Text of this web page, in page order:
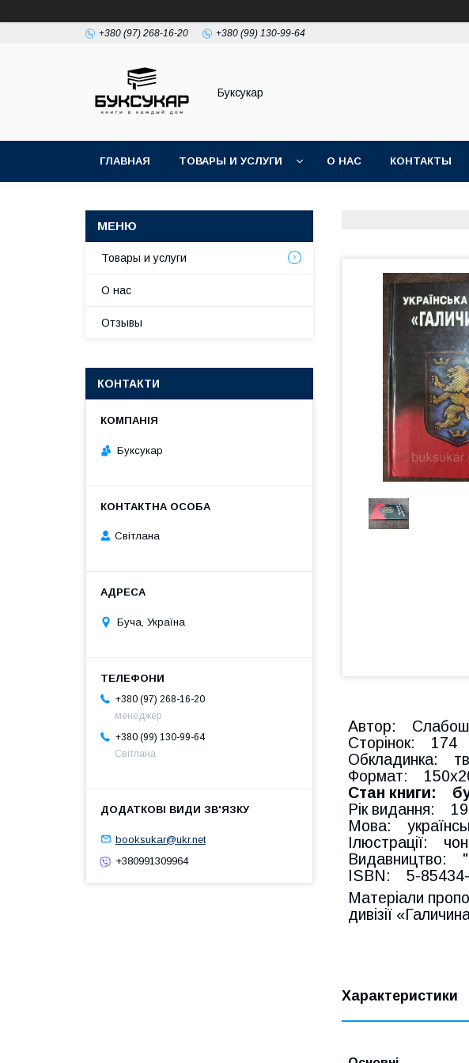
+380 (97) 268-16-20 +380 (99) 130-99-64
Буксукар
ГЛАВНАЯ ТОВАРЫ И УСЛУГИ О НАС КОНТАКТЫ
Автор:
Сторінок: 174
Обкладинка:
Формат:
Стан книги:
Рік видання:
Мова:
Ілюстрації:
Видавництво:
ISBN: 5-
Матеріали
дивізії
Характеристики
Товары и услуги
О нас
Отзывы
КОНТАКТИ
Буксукар
Світлана
Буча, Україна
+380 (97) 268-16-20
менеджер
+380 (99) 130-99-64
Світлана
booksukar@ukr.net
+380991309964